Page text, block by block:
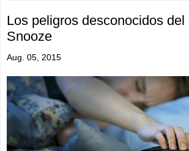
Los peligros desconocidos del
Snooze
Aug. 05, 2015